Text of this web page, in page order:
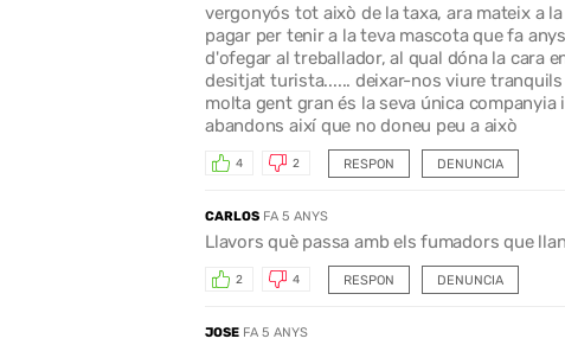
vergonyós tot això de la taxa, ara mateix a
pagar per tenir a la teva mascota que fa
d'ofegar al treballador, al qual dóna la cara
desitjat turista...... deixar-nos viure
molta gent gran és la seva única
abandons així que no doneu peu a això
RESPON
4 2 DENUNCIA
CARLOS FA 5 ANYS
Llavors què passa amb els fumadors que
RESPON
2 4 DENUNCIA
JOSE FA 5 ANYS